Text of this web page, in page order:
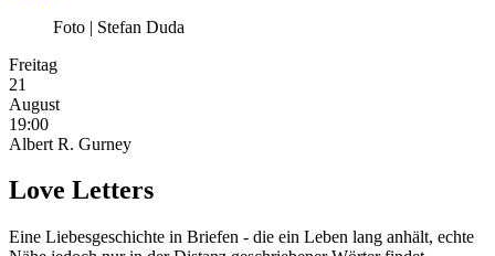
Foto | Stefan Duda
Freitag
21
August
19:00
Albert R. Gurney
Love Letters
Eine Liebesgeschichte in Briefen - die ein Leben lang anhält, echte